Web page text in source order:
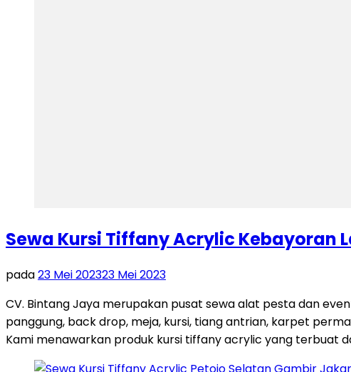
Sewa Kursi Tiffany Acrylic Kebayoran
pada23 Mei 202323 Mei 2023
CV. Bintang Jaya merupakan pusat sewa alat pesta dan
panggung, back drop, meja, kursi, tiang antrian, karpet
Kami menawarkan produk kursi tiffany acrylic yang terbuat